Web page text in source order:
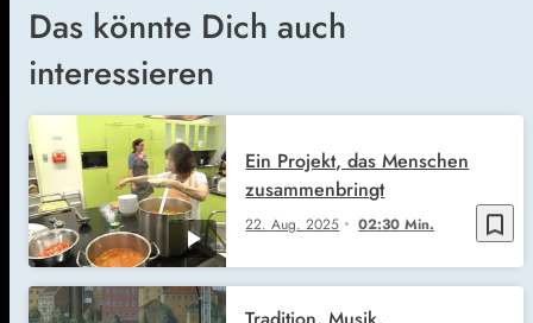
Das könnte Dich auch
interessieren
bookmark_border
22. Aug. 2025 02:30 Min.
Ein Projekt, das Menschen
zusammenbringt